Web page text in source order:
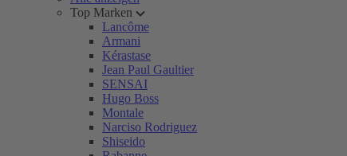
Top Marken
Lancôme
Armani
Kérastase
Jean Paul Gaultier
SENSAI
Hugo Boss
Montale
Narciso Rodriguez
Shiseido